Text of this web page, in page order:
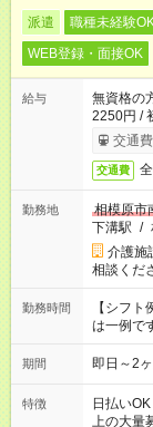
派遣 職種未経験
WEB登録・面接OK
給与
無資格の
2250円 /
交通
交通費
勤務地
相模原市
下溝駅 /
介護施
相談くだ
勤務時間
【シフト
は一例で
期間 即日～2
特徴 日払いOK
上の大量